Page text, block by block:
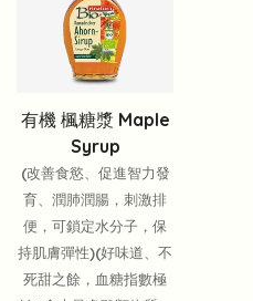
有機 楓糖漿 Maple
Syrup
(改善食慾、促進智力發
育、潤肺潤腸，刺激排
便，可鎖定水分子，保
持肌膚彈性)(好味道、不
死甜之餘，血糖指數極